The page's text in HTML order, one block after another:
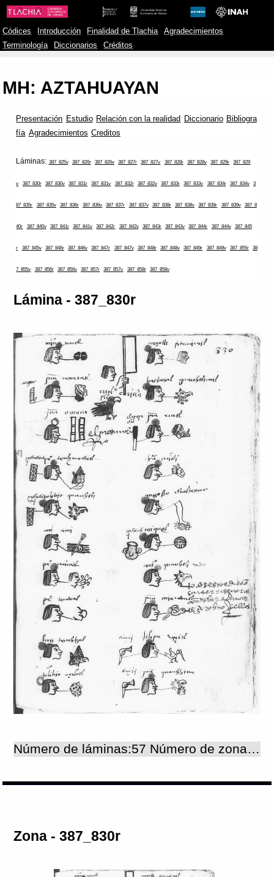
Códices Introducción Finalidad de Tlachia
Agradecimientos
Terminología
Diccionarios Créditos
MH: AZTAHUAYAN
Presentación Estudio Relación con la realidad Diccionario Bibliogra
fía Agradecimientos Creditos
Láminas: 387_825v 387_826r 387_826v 387_827r 387_827v 387_828r 387_828v 387_829r 387_829
v 387_830r 387_830v 387_831r 387_831v 387_832r 387_832v 387_833r 387_833v 387_834r 387_834v 3
87_835r 387_835v 387_836r 387_836v 387_837r 387_837v 387_838r 387_838v 387_839r 387_839v 387_8
40r 387_840v 387_841r 387_841v 387_842r 387_842v 387_843r 387_843v 387_844r 387_844v 387_845
r 387_845v 387_846r 387_846v 387_847r 387_847v 387_848r 387_848v 387_849r 387_849v 387_855r 38
7_855v 387_856r 387_856v 387_857r 387_857v 387_858r 387_858v
Lámina - 387_830r
Número de láminas:57 Número de zonas:57
Zona - 387_830r